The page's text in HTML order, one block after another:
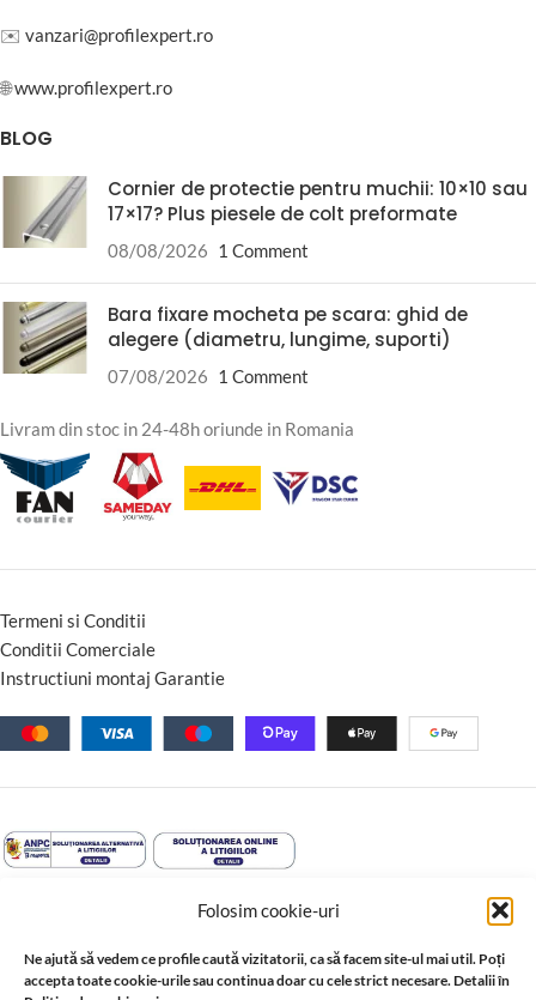
Folosim cookie-uri
Ne ajută să vedem ce profile caută vizitatorii, ca să facem site-ul mai util. Poți
accepta toate cookie-urile sau continua doar cu cele strict necesare. Detalii în
✉️ vanzari@profilexpert.ro
🌐www.profilexpert.ro
BLOG
Cornier de protectie pentru muchii: 10×10 sau
17×17? Plus piesele de colt preformate
08/08/2026 1 Comment
Bara fixare mocheta pe scara: ghid de
alegere (diametru, lungime, suporti)
07/08/2026 1 Comment
Livram din stoc in 24-48h oriunde in Romania
Termeni si Conditii
Conditii Comerciale
Instructiuni montaj Garantie